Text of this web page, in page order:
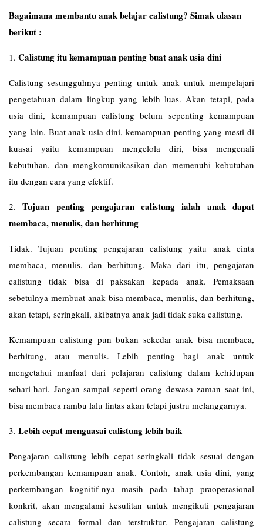
Bagaimana membantu anak belajar calistung? Simak ulasan
berikut :
1. Calistung itu kemampuan penting buat anak usia dini
Calistung sesungguhnya penting untuk anak untuk mempelajari
pengetahuan dalam lingkup yang lebih luas. Akan tetapi, pada
usia dini, kemampuan calistung belum sepenting kemampuan
yang lain. Buat anak usia dini, kemampuan penting yang mesti di
kuasai yaitu kemampuan mengelola diri, bisa mengenali
kebutuhan, dan mengkomunikasikan dan memenuhi kebutuhan
itu dengan cara yang efektif.
2.Tujuan penting pengajaran calistung ialah anak dapat
membaca, menulis, dan berhitung
Tidak. Tujuan penting pengajaran calistung yaitu anak cinta
membaca, menulis, dan berhitung. Maka dari itu, pengajaran
calistung tidak bisa di paksakan kepada anak. Pemaksaan
sebetulnya membuat anak bisa membaca, menulis, dan berhitung,
akan tetapi, seringkali, akibatnya anak jadi tidak suka calistung.
Kemampuan calistung pun bukan sekedar anak bisa membaca,
berhitung, atau menulis. Lebih penting bagi anak untuk
mengetahui manfaat dari pelajaran calistung dalam kehidupan
sehari-hari. Jangan sampai seperti orang dewasa zaman saat ini,
bisa membaca rambu lalu lintas akan tetapi justru melanggarnya.
3. Lebih cepat menguasai calistung lebih baik
Pengajaran calistung lebih cepat seringkali tidak sesuai dengan
perkembangan kemampuan anak. Contoh, anak usia dini, yang
perkembangan kognitif-nya masih pada tahap praoperasional
konkrit, akan mengalami kesulitan untuk mengikuti pengajaran
calistung secara formal dan terstruktur. Pengajaran calistung